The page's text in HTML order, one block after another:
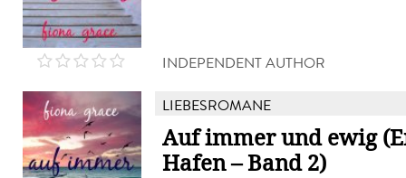
INDEPENDENT AUTHOR
LIEBESROMANE
Auf immer und ewig
Hafen – Band 2)